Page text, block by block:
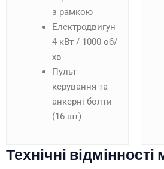
з рамкою
Електродвигун
4 кВт / 1000 об/
хв
Пульт
керування та
анкерні болти
(16 шт)
Технічні